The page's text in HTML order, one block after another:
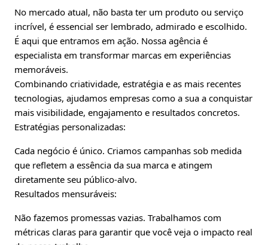
No mercado atual, não basta ter um produto ou serviço
incrível, é essencial ser lembrado, admirado e escolhido.
É aqui que entramos em ação. Nossa agência é
especialista em transformar marcas em experiências
memoráveis.
Combinando criatividade, estratégia e as mais recentes
tecnologias, ajudamos empresas como a sua a conquistar
mais visibilidade, engajamento e resultados concretos.
Estratégias personalizadas:
Cada negócio é único. Criamos campanhas sob medida
que refletem a essência da sua marca e atingem
diretamente seu público-alvo.
Resultados mensuráveis:
Não fazemos promessas vazias. Trabalhamos com
métricas claras para garantir que você veja o impacto real